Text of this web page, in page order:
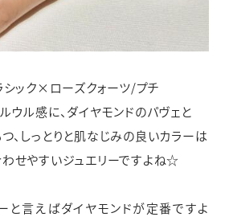
シック×ローズクォーツ/プチ
ウル感に、ダイヤモンドのパヴェと
、しっとりと肌なじみの良いカラーは
せやすいジュエリーですよね☆
と言えばダイヤモンドが定番ですよ